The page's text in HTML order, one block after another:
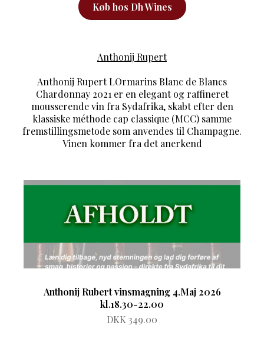
Køb hos Dh Wines
Anthonij Rupert
Anthonij Rupert LOrmarins Blanc de Blancs
Chardonnay 2021 er en elegant og raffineret
mousserende vin fra Sydafrika, skabt efter den
klassiske méthode cap classique (MCC) samme
fremstillingsmetode som anvendes til Champagne.
Vinen kommer fra det anerkend
Anthonij Rubert vinsmagning 4.Maj 2026
kl.18.30-22.00
DKK 349.00